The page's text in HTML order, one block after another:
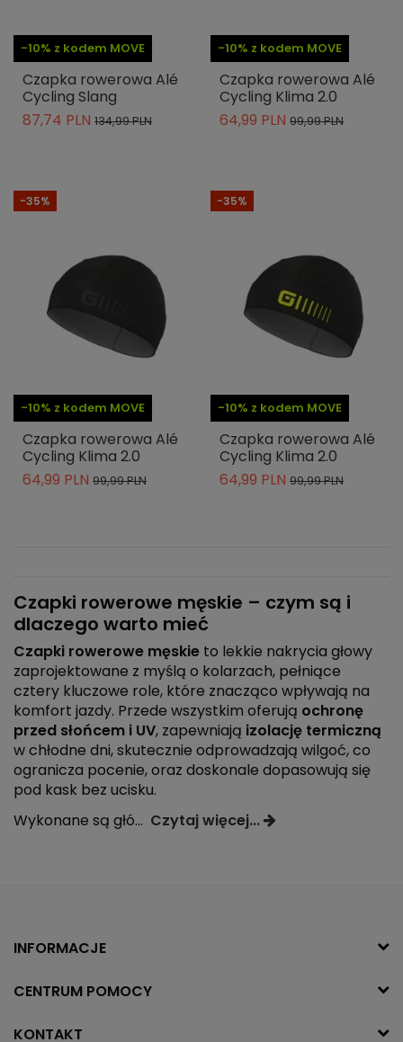
-10% z kodem MOVE
Czapka rowerowa Alé
Cycling Slang
87,74 PLN 134,99 PLN
-10% z kodem MOVE
Czapka rowerowa Alé
Cycling Klima 2.0
64,99 PLN 99,99 PLN
-10% z kodem MOVE
-35%
Czapka rowerowa Alé
Cycling Klima 2.0
64,99 PLN 99,99 PLN
-10% z kodem MOVE
-35%
Czapka rowerowa Alé
Cycling Klima 2.0
64,99 PLN 99,99 PLN
Czapki rowerowe męskie – czym są i
dlaczego warto mieć
Czapki rowerowe męskie to lekkie nakrycia głowy
zaprojektowane z myślą o kolarzach, pełniące
cztery kluczowe role, które znacząco wpływają na
komfort jazdy. Przede wszystkim oferują ochronę
przed słońcem i UV, zapewniają izolację termiczną
w chłodne dni, skutecznie odprowadzają wilgoć, co
ogranicza pocenie, oraz doskonale dopasowują się
pod kask bez ucisku.
Wykonane są głó... Czytaj więcej...
INFORMACJE
CENTRUM POMOCY
KONTAKT